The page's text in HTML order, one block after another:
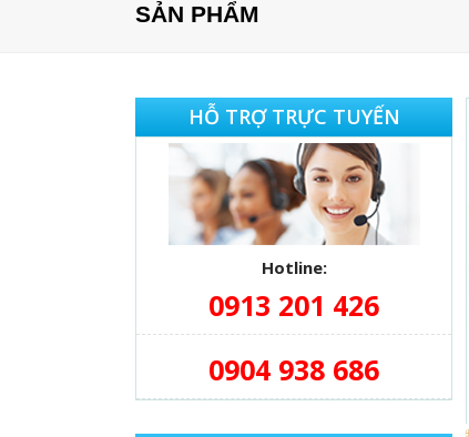
SẢN PHẨM
HỖ TRỢ TRỰC TUYẾN
Hotline:
0913 201 426
0904 938 686